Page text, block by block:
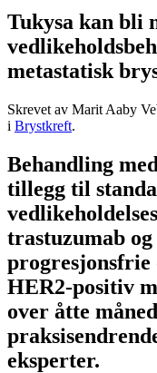
Tukysa kan bli
metastatisk
Skrevet av Marit Aaby
i Brystkreft.
Behandling
tillegg til
trastuzumab
progresjonsfrie
HER2-positiv
over åtte
eksperter.